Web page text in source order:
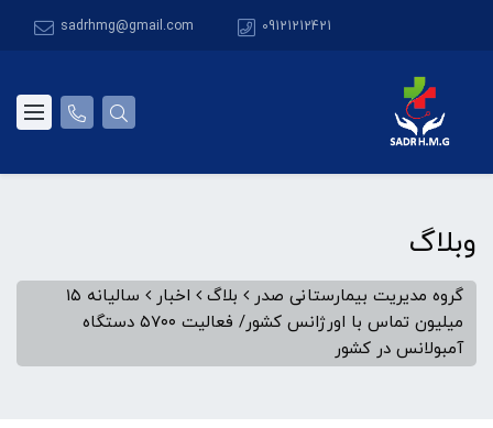
09121212421
sadrhmg@gmail.com
وبلاگ
گروه مدیریت بیمارستانی صدر بلاگ اخبار
سالیانه ۱۵
میلیون تماس با اورژانس کشور/ فعالیت ۵۷۰۰ دستگاه
آمبولانس در کشور